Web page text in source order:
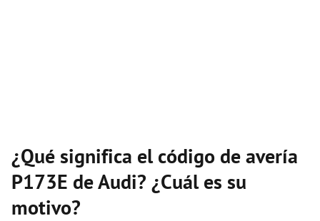
¿Qué significa el código de avería
P173E de Audi? ¿Cuál es su
motivo?